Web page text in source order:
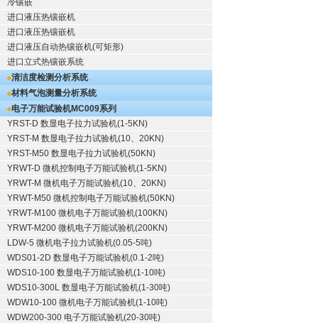
冷镶嵌
进口液压热镶嵌机
进口液压热镶嵌机
进口液压自动热镶嵌机(可矩形)
进口立式热镶嵌系统
清洁度检测分析系统
材料气泡测量分析系统
电子万能试验机MC009系列
YRST-D 数显电子拉力试验机(1-5KN)
YRST-M 数显电子拉力试验机(10、20KN)
YRST-M50 数显电子拉力试验机(50KN)
YRWT-D 微机控制电子万能试验机(1-5KN)
YRWT-M 微机电子万能试验机(10、20KN)
YRWT-M50 微机控制电子万能试验机(50KN)
YRWT-M100 微机电子万能试验机(100KN)
YRWT-M200 微机电子万能试验机(200KN)
LDW-5 微机电子拉力试验机(0.05-5吨)
WDS01-2D 数显电子万能试验机(0.1-2吨)
WDS10-100 数显电子万能试验机(1-10吨)
WDS10-300L 数显电子万能试验机(1-30吨)
WDW10-100 微机电子万能试验机(1-10吨)
WDW200-300 电子万能试验机(20-30吨)